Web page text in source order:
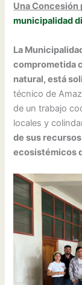
Una
municipalidad
La
comprometida
natural, está
técnico de
de un trabajo
locales y
de sus
ecosistémicos